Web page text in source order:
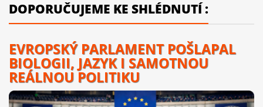
DOPORUČUJEME KE SHLÉDNUTÍ :
EVROPSKÝ PARLAMENT POŠLAPAL
BIOLOGII, JAZYK I SAMOTNOU
REÁLNOU POLITIKU